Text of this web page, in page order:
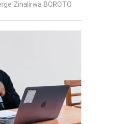
Zihalirwa BOROTO